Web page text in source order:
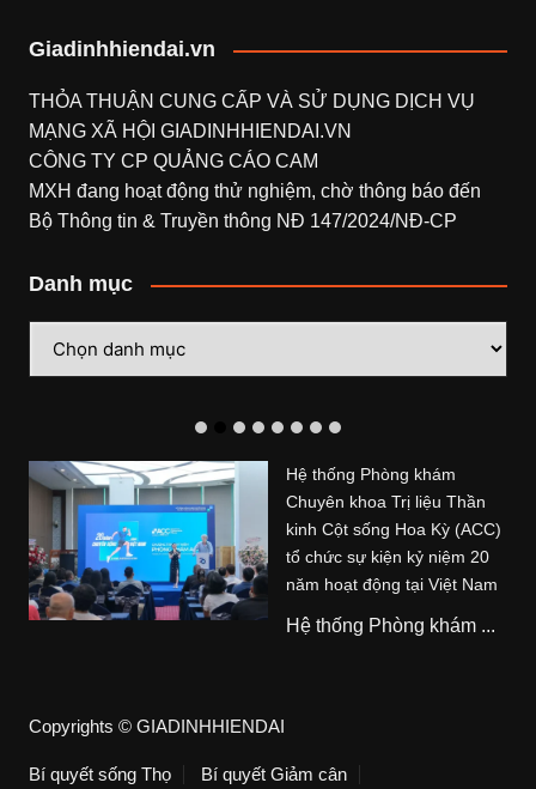
Giadinhhiendai.vn
THỎA THUẬN CUNG CẤP VÀ SỬ DỤNG DỊCH VỤ
MẠNG XÃ HỘI GIADINHHIENDAI.VN
CÔNG TY CP QUẢNG CÁO CAM
MXH đang hoạt động thử nghiệm, chờ thông báo đến
Bộ Thông tin & Truyền thông NĐ 147/2024/NĐ-CP
Danh mục
mục
Hệ thống Phòng khám
Chuyên khoa Trị liệu Thần
kinh Cột sống Hoa Kỳ (ACC)
tổ chức sự kiện kỷ niệm 20
năm hoạt động tại Việt Nam
Hệ thống Phòng khám ...
Copyrights © GIADINHHIENDAI
Bí quyết sống Thọ Bí quyết Giảm cân